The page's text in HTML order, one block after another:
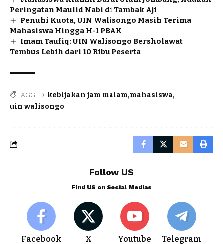
Peringatan Maulid Nabi di Tambak Aji
Penuhi Kuota, UIN Walisongo Masih Terima
Mahasiswa Hingga H-1 PBAK
Imam Taufiq: UIN Walisongo Bersholawat
Tembus Lebih dari 10 Ribu Peserta
TAGGED: kebijakan jam malam mahasiswa
uin walisongo
Follow US
Find US on Social Medias
Facebook X Youtube Telegram